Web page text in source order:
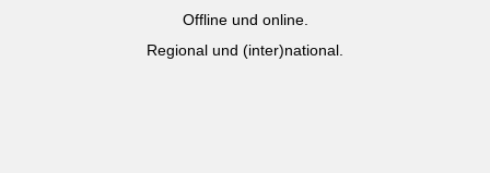
Offline und online.
Regional und (inter)national.